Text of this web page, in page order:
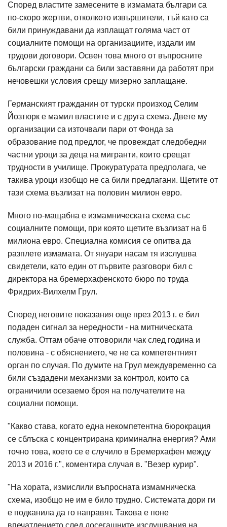
Според властите замесените в измамата българи са
по-скоро жертви, отколкото извършители, тъй като са
били принуждавани да изплащат голяма част от
социалните помощи на организациите, издали им
трудови договори. Освен това много от въпросните
български граждани са били заставяни да работят при
нечовешки условия срещу мизерно заплащане.
Германският гражданин от турски произход Селим
Йозтюрк е мамил властите и с друга схема. Двете му
организации са източвали пари от Фонда за
образование под предлог, че провеждат следобедни
частни уроци за деца на мигранти, които срещат
трудности в училище. Прокуратурата предполага, че
такива уроци изобщо не са били предлагани. Щетите от
тази схема възлизат на половин милион евро.
Много по-мащабна е измамническата схема със
социалните помощи, при която щетите възлизат на 6
милиона евро. Специална комисия се опитва да
разплете измамата. От януари насам тя изслушва
свидетели, като един от първите разговори бил с
директора на бремерхафенското бюро по труда
Фридрих-Вилхелм Грул.
Според неговите показания още през 2013 г. е бил
подаден сигнал за нередности - на митническaта
служба. Оттам обаче отговорили чак след година и
половина - с обяснението, че не са компетентният
орган по случая. По думите на Грул междувременно са
били създадени механизми за контрол, които са
ограничили осезаемо броя на получателите на
социални помощи.
"Какво става, когато една некомпетентна бюрокрация
се сблъска с концентрирана криминална енергия? Ами
точно това, което се е случило в Бремерхафен между
2013 и 2016 г.", коментира случая в. "Везер курир".
"На хората, измислили въпросната измамническа
схема, изобщо не им е било трудно. Системата дори ги
е подканила да го направят. Такова е поне
впечатлението след досегашните изслушвания на